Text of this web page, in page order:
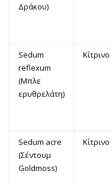
Δράκου)
Sedum
reflexum
(Μπλε
ερυθρελάτη)
Κίτρινο
Sedum acre
(Σέντουμ
Goldmoss)
Κίτρινο